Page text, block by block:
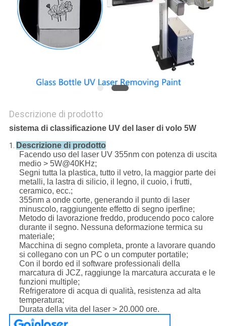
DELL&#039;ARIA\",\"USERNAME\":\"MISS.
NIKKI\"}","","",1);'>MIGLIOR PREZZO
Descrizione di prodotto
sistema di classificazione UV del laser di volo 5W
1. Descrizione di prodotto
Facendo uso del laser UV 355nm con potenza di uscita
medio > 5W@40KHz;
Segni tutta la plastica, tutto il vetro, la maggior parte dei
metalli, la lastra di silicio, il legno, il cuoio, i frutti,
ceramico, ecc.;
355nm a onde corte, generando il punto di laser
minuscolo, raggiungente effetto di segno iperfine;
Metodo di lavorazione freddo, producendo poco calore
durante il segno. Nessuna deformazione termica su
materiale;
Macchina di segno completa, pronte a lavorare quando
si collegano con un PC o un computer portatile;
Con il bordo ed il software professionali della
marcatura di JCZ, raggiunge la marcatura accurata e le
funzioni multiple;
Refrigeratore di acqua di qualità, resistenza ad alta
temperatura;
Durata della vita del laser > 20.000 ore.